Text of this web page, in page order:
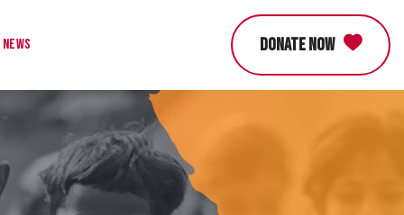
News DONATE NOW